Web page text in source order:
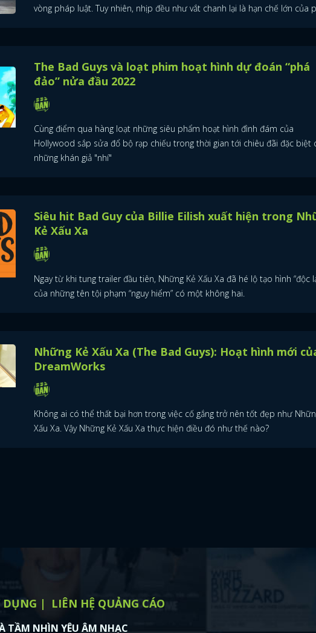
vòng pháp luật. Tuy nhiên, nhịp đều như vắt chanh lại là hạn chế lớn của
The Bad Guys và loạt phim hoạt hình dự đoán “phá
đảo” nửa đầu 2022
Cùng điểm qua hàng loạt những siêu phẩm hoạt hình đình đám của
Hollywood sắp sửa đổ bộ rạp chiếu trong thời gian tới chiêu đãi đặc biệt
những khán giả "nhí"
Siêu hit Bad Guy của Billie Eilish xuất hiện trong
Kẻ Xấu Xa
Ngay từ khi tung trailer đầu tiên, Những Kẻ Xấu Xa đã hé lộ tạo hình “độc
của những tên tội phạm “nguy hiểm” có một không hai.
Những Kẻ Xấu Xa (The Bad Guys): Hoạt hình mới
DreamWorks
Không ai có thể thất bại hơn trong việc cố gắng trở nên tốt đẹp như
Xấu Xa. Vậy Những Kẻ Xấu Xa thực hiện điều đó như thế nào?
LIÊN HỆ QUẢNG CÁO
TẦM NHÌN YÊU ÂM NHẠC